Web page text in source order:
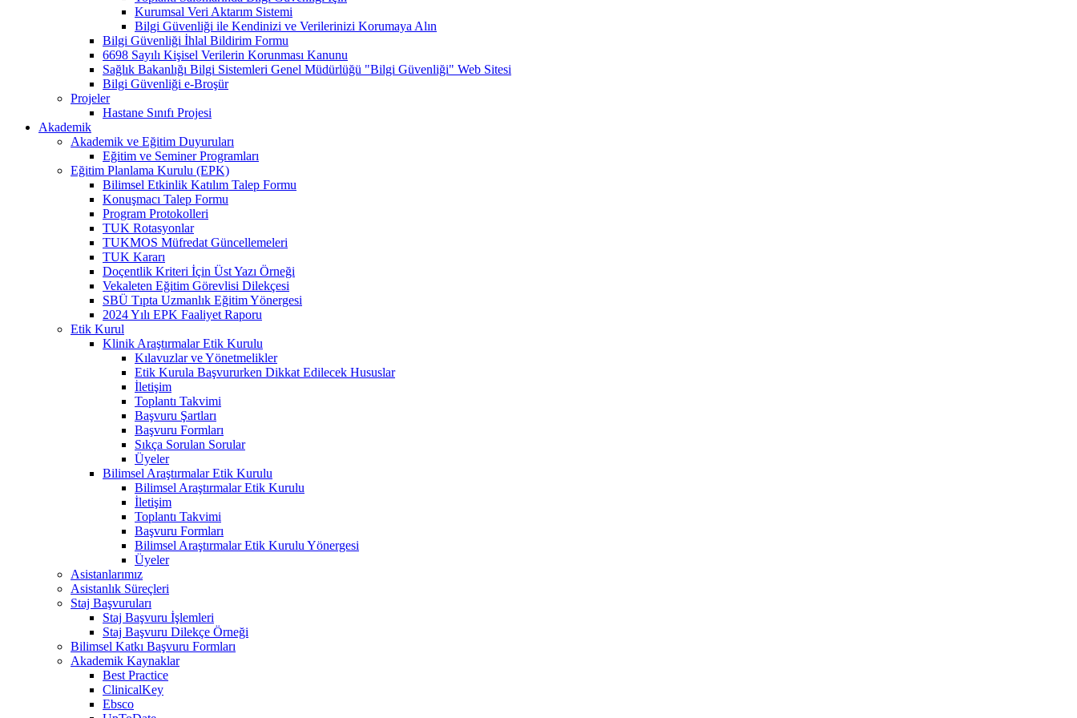
Kurumsal Veri Aktarım Sistemi
Bilgi Güvenliği ile Kendinizi ve Verilerinizi Korumaya Alın
Bilgi Güvenliği İhlal Bildirim Formu
6698 Sayılı Kişisel Verilerin Korunması Kanunu
Sağlık Bakanlığı Bilgi Sistemleri Genel Müdürlüğü "Bilgi Güvenliği" Web Sitesi
Bilgi Güvenliği e-Broşür
Projeler
Hastane Sınıfı Projesi
Akademik
Akademik ve Eğitim Duyuruları
Eğitim ve Seminer Programları
Eğitim Planlama Kurulu (EPK)
Bilimsel Etkinlik Katılım Talep Formu
Konuşmacı Talep Formu
Program Protokolleri
TUK Rotasyonlar
TUKMOS Müfredat Güncellemeleri
TUK Kararı
Doçentlik Kriteri İçin Üst Yazı Örneği
Vekaleten Eğitim Görevlisi Dilekçesi
SBÜ Tıpta Uzmanlık Eğitim Yönergesi
2024 Yılı EPK Faaliyet Raporu
Etik Kurul
Klinik Araştırmalar Etik Kurulu
Kılavuzlar ve Yönetmelikler
Etik Kurula Başvururken Dikkat Edilecek Hususlar
İletişim
Toplantı Takvimi
Başvuru Şartları
Başvuru Formları
Sıkça Sorulan Sorular
Üyeler
Bilimsel Araştırmalar Etik Kurulu
Bilimsel Araştırmalar Etik Kurulu
İletişim
Toplantı Takvimi
Başvuru Formları
Bilimsel Araştırmalar Etik Kurulu Yönergesi
Üyeler
Asistanlarımız
Asistanlık Süreçleri
Staj Başvuruları
Staj Başvuru İşlemleri
Staj Başvuru Dilekçe Örneği
Bilimsel Katkı Başvuru Formları
Akademik Kaynaklar
Best Practice
ClinicalKey
Ebsco